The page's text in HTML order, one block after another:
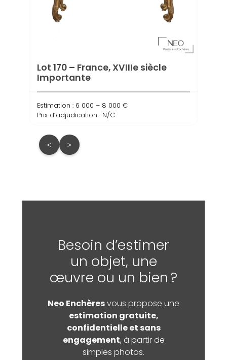
Lot 170 – France, XVIIIe siècle
Importante
Estimation : 6 000 – 8 000 €
Prix d’adjudication : N/C
< >
Besoin d’estimer
un objet, une
œuvre ou un bien ?
Neo Enchèresvous propose une
estimation gratuite,
confidentielle et sans
engagement, à partir de
simples photos.